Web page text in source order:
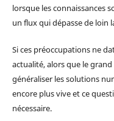
lorsque les connaissances
un flux qui dépasse de loin
Si ces préoccupations ne
actualité, alors que le
généraliser les solutions
encore plus vive et ce
nécessaire.